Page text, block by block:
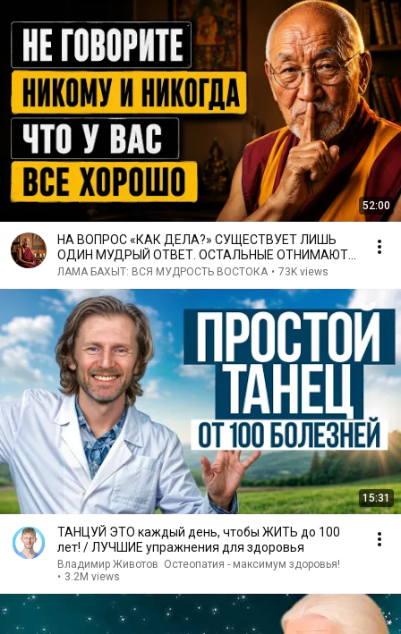
52:00
НА ВОПРОС «КАК ДЕЛА?» СУЩЕСТВУЕТ ЛИШЬ
ОДИН МУДРЫЙ ОТВЕТ. ОСТАЛЬНЫЕ ОТНИМАЮТ
У ВАС ЖИЗНЕННЫЕ СИЛЫ.
ЛАМА БАХЫТ: ВСЯ МУДРОСТЬ ВОСТОКА • 73K views
15:31
ТАНЦУЙ ЭТО каждый день, чтобы ЖИТЬ до 100
лет! / ЛУЧШИЕ упражнения для здоровья
Владимир Животов ӏ Остеопатия - максимум здоровья!
• 3.2M views